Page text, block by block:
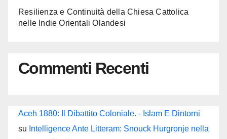
Resilienza e Continuità della Chiesa Cattolica
nelle Indie Orientali Olandesi
Commenti Recenti
Aceh 1880: Il Dibattito Coloniale. - Islam E Dintorni
su Intelligence Ante Litteram: Snouck Hurgronje nella